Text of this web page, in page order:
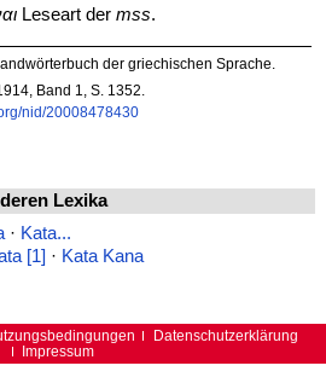
Leseart der mss.
der griechischen Sprache.
Band 1, S. 1352.
nid/20008478430
Lexika
· Kata...
[1] · Kata Kana
Datenschutzerklärung
Impressum